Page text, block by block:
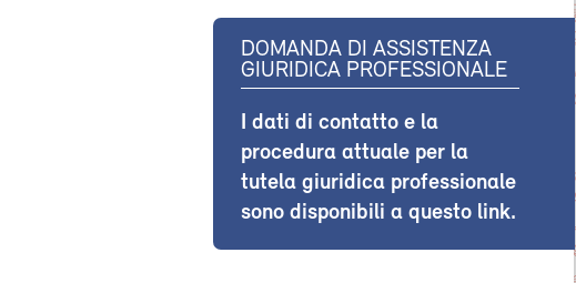
DOMANDA DI ASSISTENZA
GIURIDICA PROFESSIONALE
I dati di contatto e la
procedura attuale per la
tutela giuridica professionale
sono disponibili a questo link.